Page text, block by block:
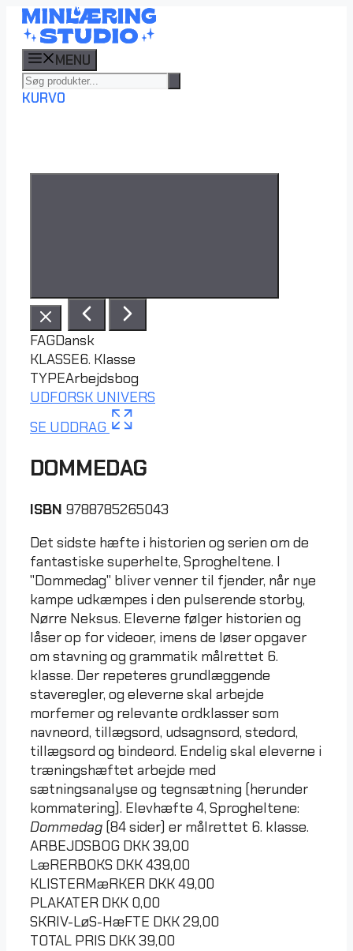
Hop
indhold MENU
KURV0
FAGDansk
KLASSE6. Klasse
TYPEArbejdsbog
UDFORSK UNIVERS
SE UDDRAG
DOMMEDAG
ISBN 9788785265043
Det sidste hæfte i historien og serien om de
fantastiske superhelte, Sprogheltene. I
"Dommedag" bliver venner til fjender, når nye
kampe udkæmpes i den pulserende storby,
Nørre Neksus. Eleverne følger historien og
låser op for videoer, imens de løser opgaver
om stavning og grammatik målrettet 6.
klasse. Der repeteres grundlæggende
staveregler, og eleverne skal arbejde
morfemer og relevante ordklasser som
navneord, tillægsord, udsagnsord, stedord,
tillægsord og bindeord. Endelig skal eleverne i
træningshæftet arbejde med
sætningsanalyse og tegnsætning (herunder
kommatering). Elevhæfte 4, Sprogheltene:
Dommedag (84 sider) er målrettet 6. klasse.
ARBEJDSBOG DKK39,00
LæRERBOKS DKK439,00
KLISTERMæRKER DKK49,00
PLAKATER DKK 0,00
SKRIV-LøS-HæFTE DKK29,00
TOTAL PRIS DKK39,00